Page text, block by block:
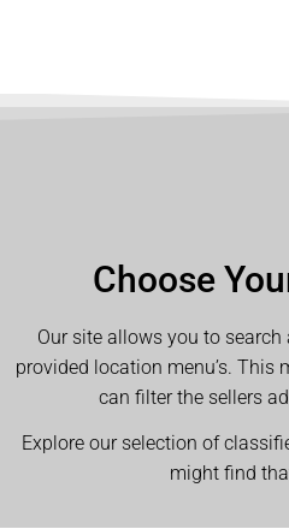
Choose
Our site allows you to
provided location menu’s. This
can filter the sellers
Explore our selection of
might find